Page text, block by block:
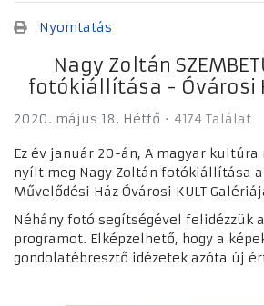
Nyomtatás
Nagy Zoltán
fotókiállítása - Óvárosi
2020. május 18. Hétfő 4174 Találat
Ez év január 20-án, A magyar
nyílt meg Nagy Zoltán fotókiállítása a
Művelődési Ház Óvárosi KULT
Néhány fotó segítségével felidézzük
programot. Elképzelhető, hogy a
gondolatébresztő idézetek azóta új